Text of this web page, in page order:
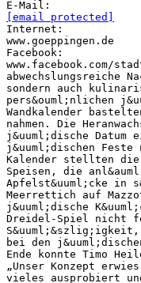
[email protected]
Internet:
www.goeppingen.de
Facebook:
www.facebook.com/
abwechslungsreiche
sondern auch
pers&ouml;nlichen
Wandkalender
nahmen. Die
j&uuml;dische Datum
j&uuml;dischen Feste
Kalender stellten die
Speisen, die
Apfelst&uuml;cke in
Meerrettich auf
j&uuml;dische
Dreidel-Spiel nicht
bei den
Ende konnte Timo
„Unser Konzept
vieles ausprobiert